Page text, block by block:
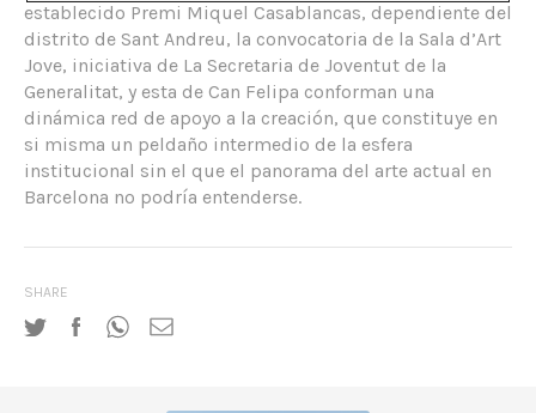
establecido Premi Miquel Casablancas, dependiente del
distrito de Sant Andreu, la convocatoria de la Sala d’Art
Jove, iniciativa de La Secretaria de Joventut de la
Generalitat, y esta de Can Felipa conforman una
dinámica red de apoyo a la creación, que constituye en
si misma un peldaño intermedio de la esfera
institucional sin el que el panorama del arte actual en
Barcelona no podría entenderse.
SHARE